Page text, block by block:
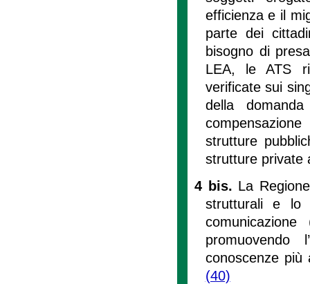
efficienza e il
parte dei
bisogno di
LEA, le ATS
verificate sui
della
strutture
strutture private
4 bis. La
strutturali e lo
conoscenze
(40)